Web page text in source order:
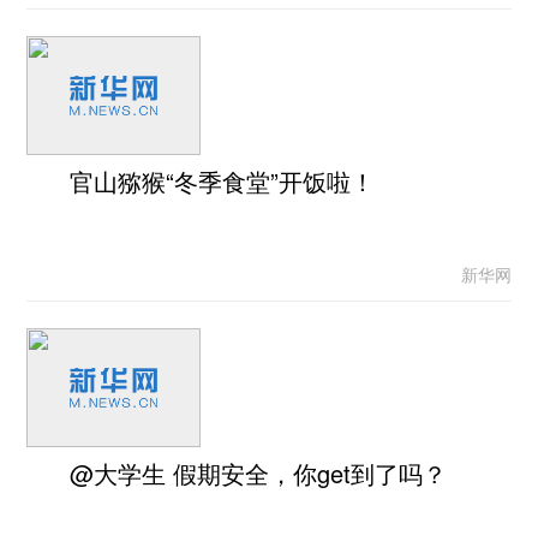
官山猕猴“冬季食堂”开饭啦！
新华网
@大学生 假期安全，你get到了吗？